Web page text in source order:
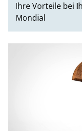
Ihre Vorteile bei
Mondial